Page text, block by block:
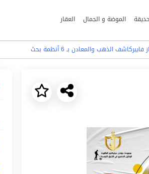
الموضة و الجمال العقار
الذهب والمعادن بـ 6 أنظمة بحث